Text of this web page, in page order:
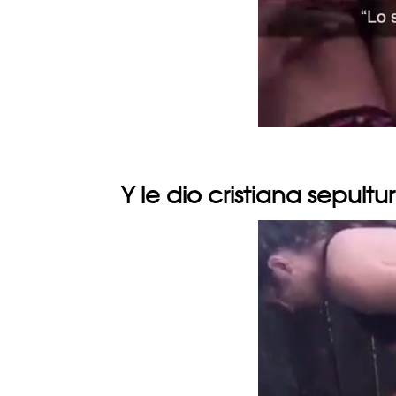
Y le dio cristiana